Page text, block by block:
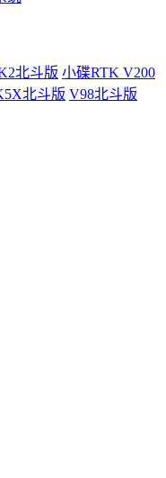
北斗版 小碟RTK V200
北斗版 V98北斗版